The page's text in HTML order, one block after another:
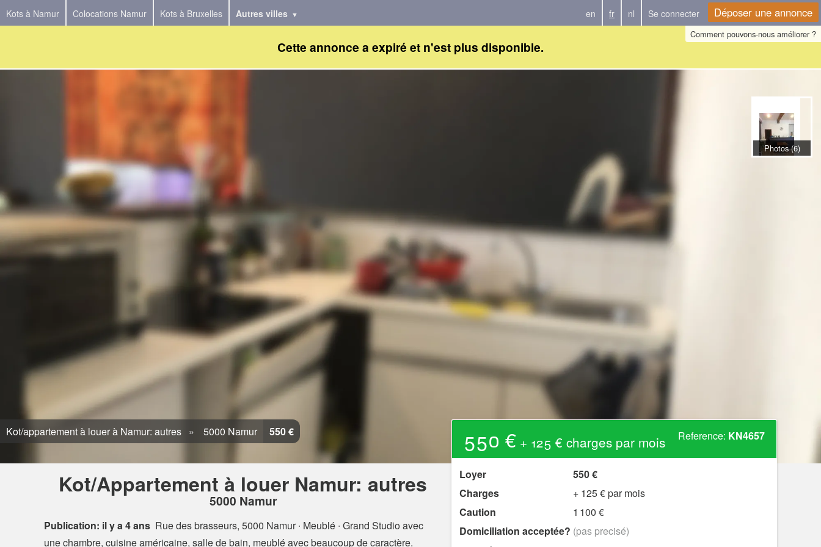
Kots à Namur Colocations Namur Kots à Bruxelles Autres villes en fr nl Se connecter Déposer une annonce
Comment pouvons-nous améliorer ?
Cette annonce a expiré et n'est plus disponible.
Kot/appartement à louer à Namur: autres 5000 Namur 550 €
Kot/Appartement à louer Namur: autres
5000 Namur
Publication: il y a 4 ans Rue des brasseurs, 5000 Namur∙ Meublé ∙ Grand Studio avec
une chambre, cuisine américaine, salle de bain, meublé avec beaucoup de caractère.
550 €+ 125 € charges par mois Reference: KN4657
Loyer
550 €
Charges
+ 125 € par mois
Caution
1 100 €
Domiciliation acceptée? (pas precisé)